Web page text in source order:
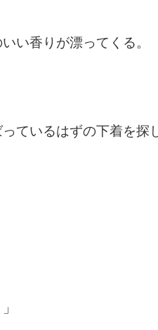
い香りが漂ってくる。
ているはずの下着を探